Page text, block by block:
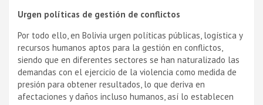
Urgen polí­ticas de gestión de conflictos
Por todo ello, en Bolivia urgen polí­ticas públicas, logí­stica y
recursos humanos aptos para la gestión en conflictos,
siendo que en diferentes sectores se han naturalizado las
demandas con el ejercicio de la violencia como medida de
presión para obtener resultados, lo que deriva en
afectaciones y daños incluso humanos, así­ lo establecen